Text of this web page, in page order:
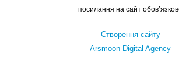
посилання на сайт
Створення сайту
Arsmoon Digital Agency